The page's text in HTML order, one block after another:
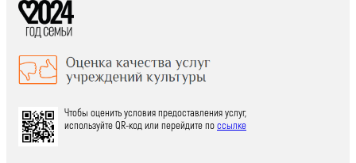
Чтобы оценить условия предоставления услуг,
используйте QR-код или перейдите поссылке